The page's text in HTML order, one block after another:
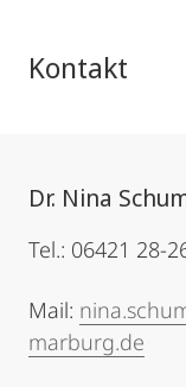
Kontakt
Dr. Nina
Tel.: 06421 28-
Mail:
marburg.de